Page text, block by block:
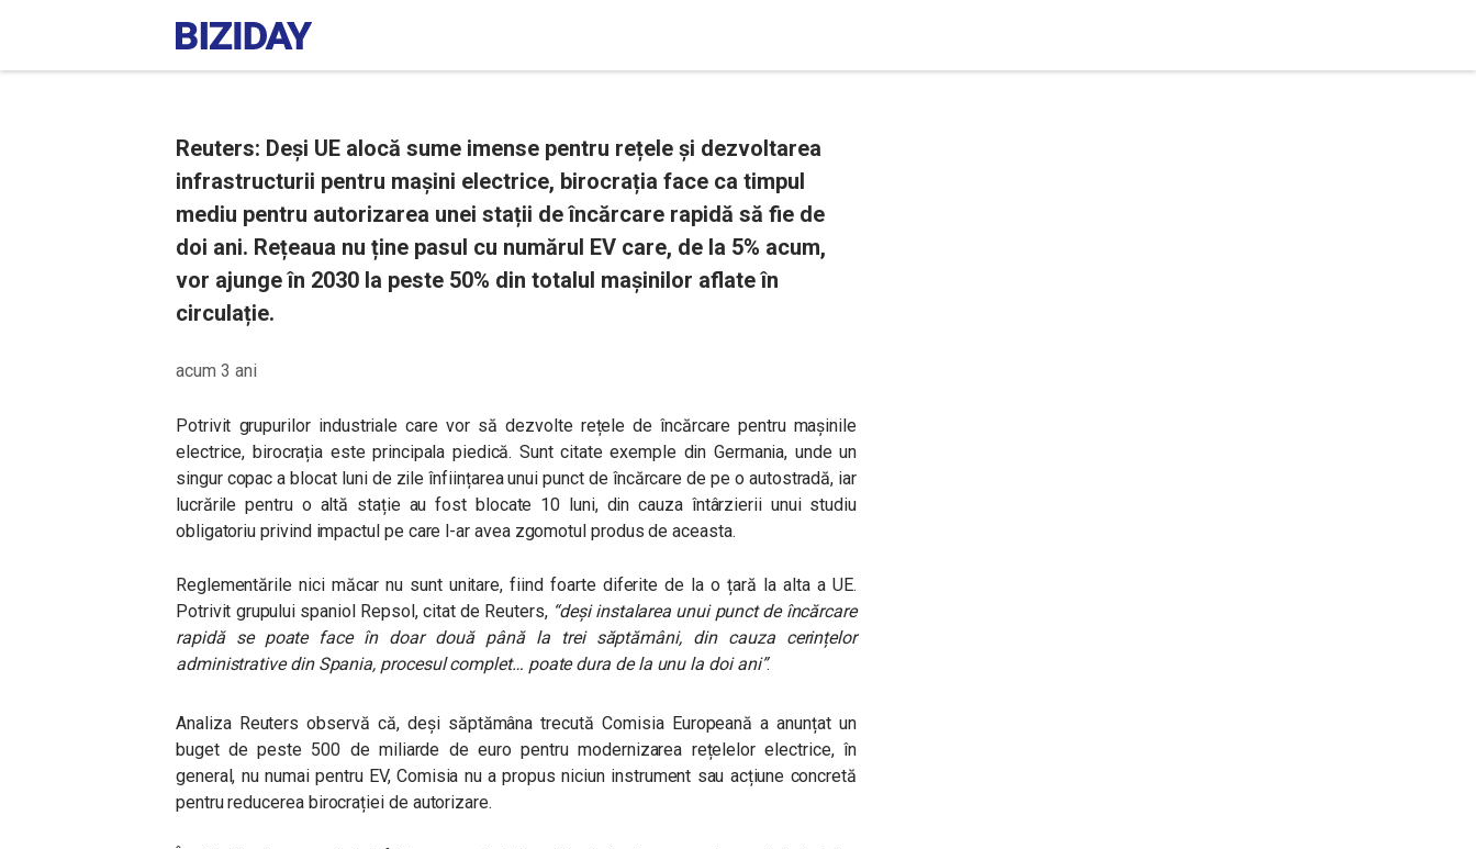
Reuters: Deși UE alocă sume imense pentru rețele și dezvoltarea
infrastructurii pentru mașini electrice, birocrația face ca timpul
mediu pentru autorizarea unei stații de încărcare rapidă să fie de
doi ani. Rețeaua nu ține pasul cu numărul EV care, de la 5% acum,
vor ajunge în 2030 la peste 50% din totalul mașinilor aflate în
circulație.
acum 3 ani
Potrivit grupurilor industriale care vor să dezvolte rețele de încărcare pentru mașinile
electrice, birocrația este principala piedică. Sunt citate exemple din Germania, unde un
singur copac a blocat luni de zile înființarea unui punct de încărcare de pe o autostradă, iar
lucrările pentru o altă stație au fost blocate 10 luni, din cauza întârzierii unui studiu
obligatoriu privind impactul pe care l-ar avea zgomotul produs de aceasta.
Reglementările nici măcar nu sunt unitare, fiind foarte diferite de la o țară la alta a UE.
Potrivit grupului spaniol Repsol, citat de Reuters, “deși instalarea unui punct de încărcare
rapidă se poate face în doar două până la trei săptămâni, din cauza cerințelor
administrative din Spania, procesul complet… poate dura de la unu la doi ani”.
Analiza Reuters observă că, deși săptămâna trecută Comisia Europeană a anunțat un
buget de peste 500 de miliarde de euro pentru modernizarea rețelelor electrice, în
general, nu numai pentru EV, Comisia nu a propus niciun instrument sau acțiune concretă
pentru reducerea birocrației de autorizare.